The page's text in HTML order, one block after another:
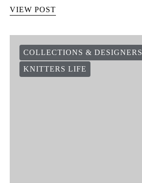
VIEW POST
COLLECTIONS & DESIGNERS
KNITTERS LIFE